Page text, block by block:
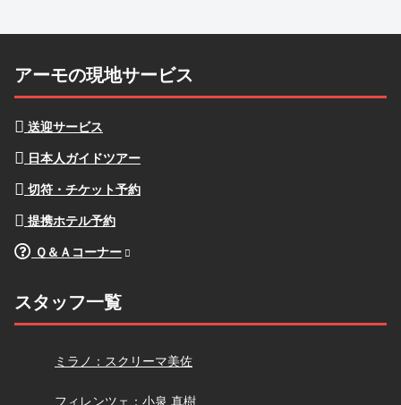
アーモの現地サービス
送迎サービス
日本人ガイドツアー
切符・チケット予約
提携ホテル予約
Ｑ＆Ａコーナー
スタッフ一覧
スクリーマ
ミラノ：スクリーマ美佐
小泉
フィレンツェ：小泉 真樹